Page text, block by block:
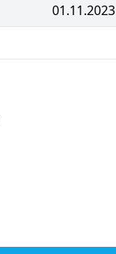
01.11.2023